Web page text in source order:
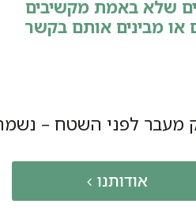
שלא באמת מקשיבים
או מבינים אותם בקשר
מעבר לפני השטח –
אודותנו